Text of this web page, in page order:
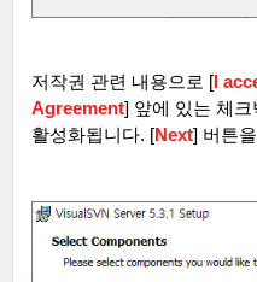
저작권 관련 내용으로 [I
Agreement] 앞에 있는 체
활성화됩니다. [Next] 버튼